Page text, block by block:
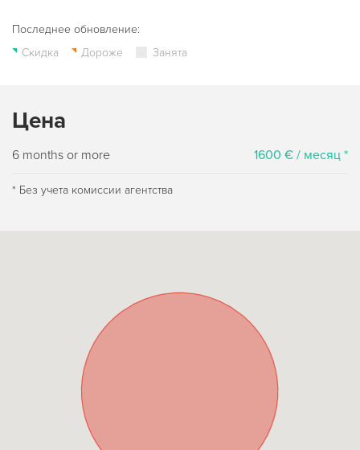
Последнее обновление:
Скидка
Дороже Занята
Цена
6 months or more 1600 € / месяц *
* Без учета комиссии агентства